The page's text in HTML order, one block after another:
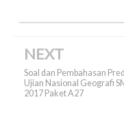
NEXT
Soal dan Pembahasan
Ujian Nasional Geografi
2017 Paket A27